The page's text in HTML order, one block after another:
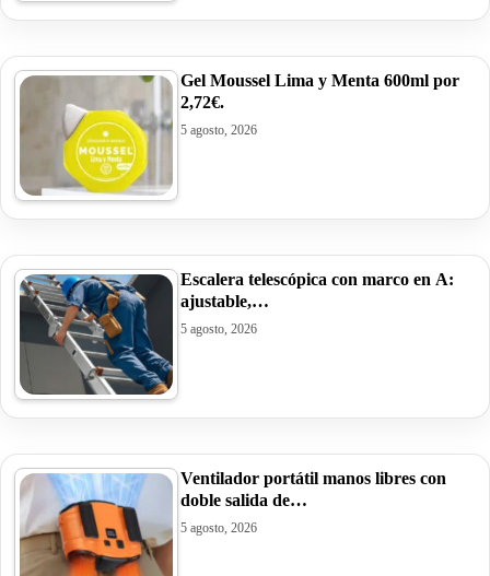
Gel Moussel Lima y Menta 600ml por
2,72€.
5 agosto, 2026
Escalera telescópica con marco en A:
ajustable,…
5 agosto, 2026
Ventilador portátil manos libres con
doble salida de…
5 agosto, 2026